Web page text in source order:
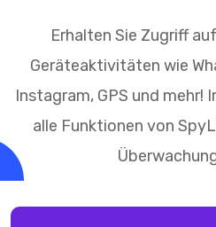
Erhalten Sie Zugriff
Geräteaktivitäten wie
Instagram, GPS und mehr!
alle Funktionen von